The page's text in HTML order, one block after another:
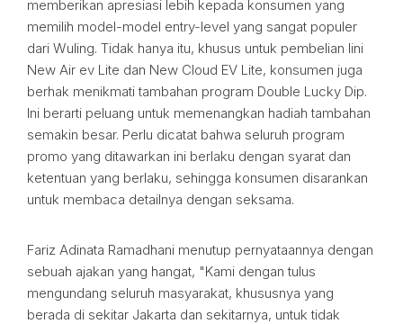
memberikan apresiasi lebih kepada konsumen yang
memilih model-model entry-level yang sangat populer
dari Wuling. Tidak hanya itu, khusus untuk pembelian lini
New Air ev Lite dan New Cloud EV Lite, konsumen juga
berhak menikmati tambahan program Double Lucky Dip.
Ini berarti peluang untuk memenangkan hadiah tambahan
semakin besar. Perlu dicatat bahwa seluruh program
promo yang ditawarkan ini berlaku dengan syarat dan
ketentuan yang berlaku, sehingga konsumen disarankan
untuk membaca detailnya dengan seksama.
Fariz Adinata Ramadhani menutup pernyataannya dengan
sebuah ajakan yang hangat, "Kami dengan tulus
mengundang seluruh masyarakat, khususnya yang
berada di sekitar Jakarta dan sekitarnya, untuk tidak